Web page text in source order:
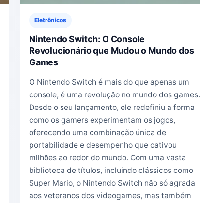
Eletrônicos
Nintendo Switch: O Console
Revolucionário que Mudou o Mundo dos
Games
O Nintendo Switch é mais do que apenas um
console; é uma revolução no mundo dos games.
Desde o seu lançamento, ele redefiniu a forma
como os gamers experimentam os jogos,
oferecendo uma combinação única de
portabilidade e desempenho que cativou
milhões ao redor do mundo. Com uma vasta
biblioteca de títulos, incluindo clássicos como
Super Mario, o Nintendo Switch não só agrada
aos veteranos dos videogames, mas também